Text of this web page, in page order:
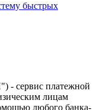
быстрых
- сервис платежной
лицам
любого банка-